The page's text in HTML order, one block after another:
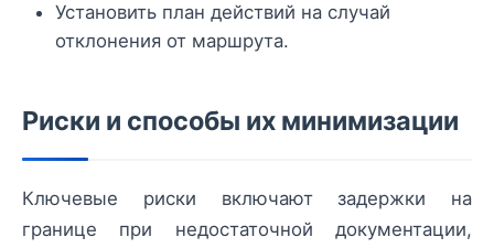
Установить план действий на случай
отклонения от маршрута.
Риски и способы их минимизации
Ключевые риски включают задержки на
границе при недостаточной документации,